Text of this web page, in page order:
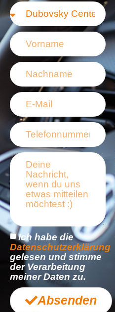
Ich habe die
Datenschutzerklärung
gelesen und stimme
der Verarbeitung
meiner Daten zu.
Absenden